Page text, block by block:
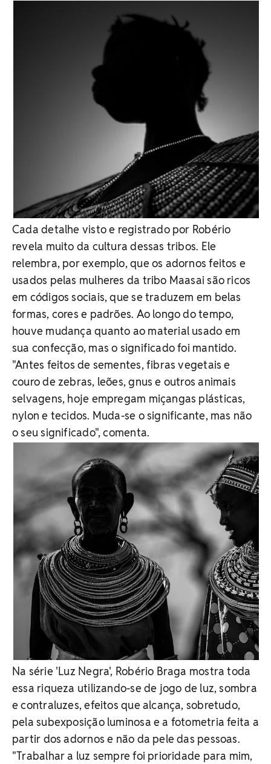
Cada detalhe visto e registrado por Robério
revela muito da cultura dessas tribos. Ele
relembra, por exemplo, que os adornos feitos e
usados pelas mulheres da tribo Maasai são ricos
em códigos sociais, que se traduzem em belas
formas, cores e padrões. Ao longo do tempo,
houve mudança quanto ao material usado em
sua confecção, mas o significado foi mantido.
"Antes feitos de sementes, fibras vegetais e
couro de zebras, leões, gnus e outros animais
selvagens, hoje empregam miçangas plásticas,
nylon e tecidos. Muda-se o significante, mas não
o seu significado", comenta.
Na série 'Luz Negra', Robério Braga mostra toda
essa riqueza utilizando-se de jogo de luz, sombra
e contraluzes, efeitos que alcança, sobretudo,
pela subexposição luminosa e a fotometria feita a
partir dos adornos e não da pele das pessoas.
"Trabalhar a luz sempre foi prioridade para mim,